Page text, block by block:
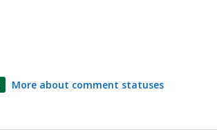
More about comment statuses